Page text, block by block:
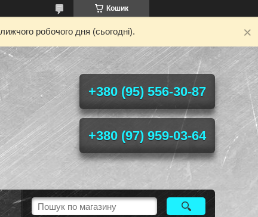
Кошик
робочого дня (сьогодні).
+380 (95) 556-30-87
+380 (97) 959-03-64